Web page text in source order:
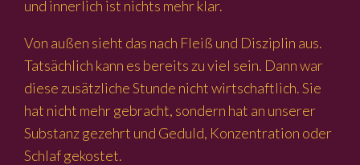
und innerlich ist nichts mehr klar.
Von außen sieht das nach Fleiß und Disziplin aus.
Tatsächlich kann es bereits zu viel sein. Dann war
diese zusätzliche Stunde nicht wirtschaftlich. Sie
hat nicht mehr gebracht, sondern hat an unserer
Substanz gezehrt und Geduld, Konzentration oder
Schlaf gekostet.